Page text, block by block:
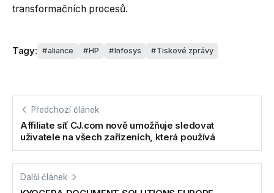
transformačních procesů.
Tagy: aliance HP Infosys Tiskové zprávy
Předchozí článek
Affiliate síť CJ.com nově umožňuje sledovat
uživatele na všech zařízeních, která používá
Další článek